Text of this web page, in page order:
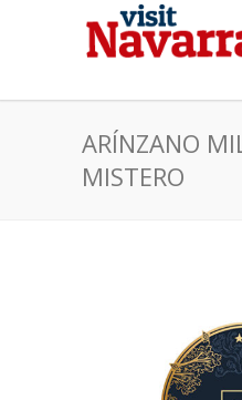
ARÍNZANO
MISTERO